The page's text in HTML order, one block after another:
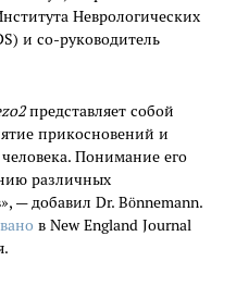
Неврологических
и со-руководитель
2представляет собой
прикосновений и
Понимание его
различных
— добавил Dr. Bönnemann.
в New England Journal